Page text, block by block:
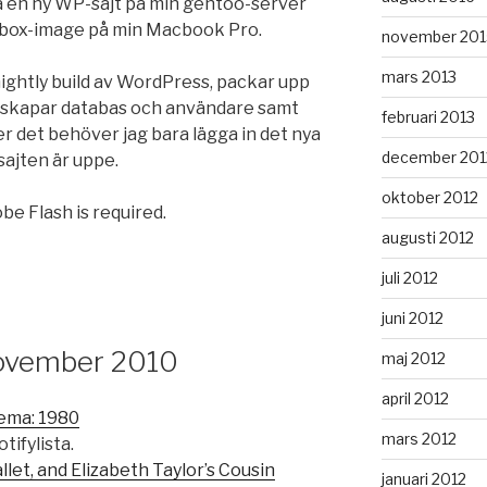
image på min Macbook Pro.
build av WordPress, packar upp
databas och användare samt
det behöver jag bara lägga in det nya
är uppe.
Flash is required.
2010
1980
and Elizabeth Taylor’s Cousin
november
mars 2013
februari 2013
december
oktober 2012
augusti 2012
juli 2012
juni 2012
maj 2012
april 2012
mars 2012
januari 2012